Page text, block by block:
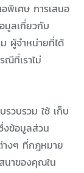
พิเศษ การเสนอ
มูลเกี่ยวกับ
ผู้จำหน่ายที่ได้
ที่เราไม่
วบรวม ใช้ เก็บ
งข้อมูลส่วน
งๆ ที่กฎหมาย
นาของคุณใน